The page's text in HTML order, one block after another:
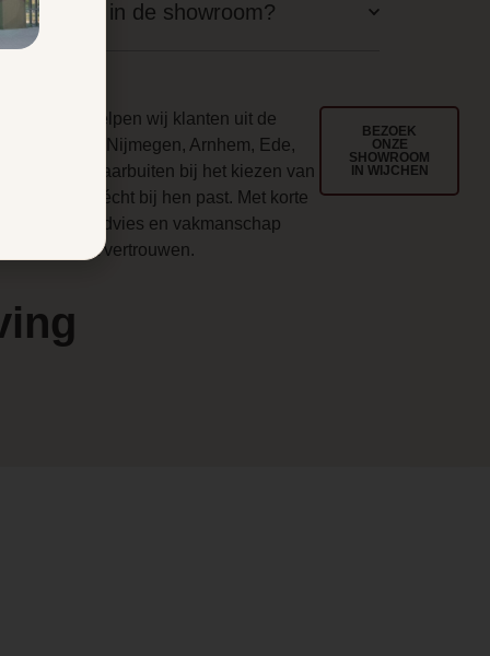
in de showroom?
jarenlang helpen wij klanten uit de
Wijchen, Nijmegen, Arnhem, Ede,
en ver daarbuiten bij het kiezen van
haard die écht bij hen past. Met korte
eerlijk advies en vakmanschap
u kunt vertrouwen.
BEZOEK
ONZE
SHOWROOM
IN WIJCHEN